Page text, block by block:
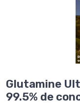
Glutamine
99.5% de